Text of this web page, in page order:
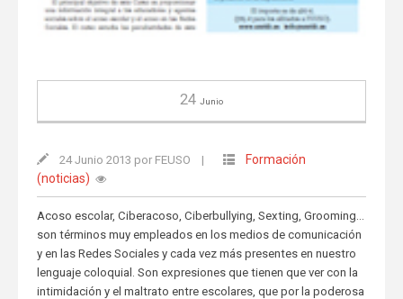
24 Junio
24 Junio 2013 por FEUSO |
Formación
(noticias)
Acoso escolar, Ciberacoso, Ciberbullying, Sexting, Grooming…
son términos muy empleados en los medios de comunicación
y en las Redes Sociales y cada vez más presentes en nuestro
lenguaje coloquial. Son expresiones que tienen que ver con la
intimidación y el maltrato entre escolares, que por la poderosa